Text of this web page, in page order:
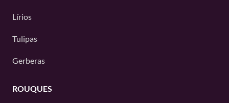
Lírios
Tulipas
Gerberas
ROUQUES